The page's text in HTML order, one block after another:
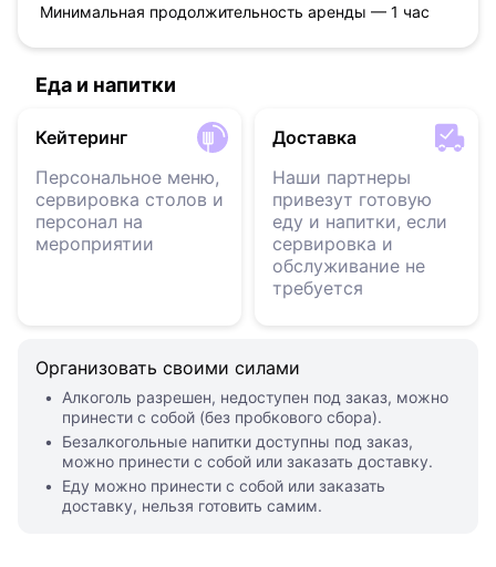
Минимальная продолжительность аренды — 1 час
Еда и напитки
Кейтеринг
Персональное меню,
сервировка столов и
персонал на
мероприятии
Доставка
Наши партнеры
привезут готовую
еду и напитки, если
сервировка и
обслуживание не
требуется
Организовать своими силами
Алкоголь разрешен, недоступен под заказ, можно
принести с собой (без пробкового сбора).
Безалкогольные напитки доступны под заказ,
можно принести с собой или заказать доставку.
Еду можно принести с собой или заказать
доставку, нельзя готовить самим.